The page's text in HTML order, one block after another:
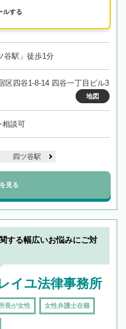
ルする
谷駅」徒歩1分
区四谷1-8-14 四谷一丁目ビル3
地図
相談可
四ツ谷駅
見る
する幅広いお悩みにご対
イユ法律事務所
長が女性 女性弁護士在籍